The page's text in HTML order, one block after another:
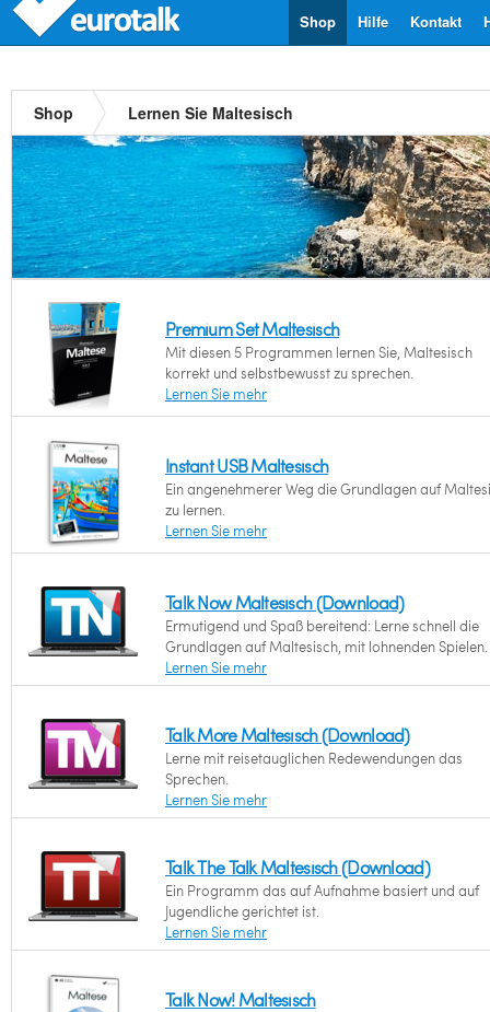
Kontakt
Hilfe
Shop
Shop Lernen Sie Maltesisch
Premium Set Maltesisch
Mit diesen 5 Programmen lernen Sie, Maltesisch
korrekt und selbstbewusst zu sprechen.
Lernen Sie mehr
Instant USB Maltesisch
Ein angenehmerer Weg die Grundlagen auf
zu lernen.
Lernen Sie mehr
Talk Now Maltesisch (Download)
Ermutigend und Spaß bereitend: Lerne schnell die
Grundlagen auf Maltesisch, mit lohnenden Spielen.
Lernen Sie mehr
Talk More Maltesisch (Download)
Lerne mit reisetauglichen Redewendungen das
Sprechen.
Lernen Sie mehr
Talk The Talk Maltesisch (Download)
Ein Programm das auf Aufnahme basiert und auf
Jugendliche gerichtet ist.
Lernen Sie mehr
Talk Now! Maltesisch